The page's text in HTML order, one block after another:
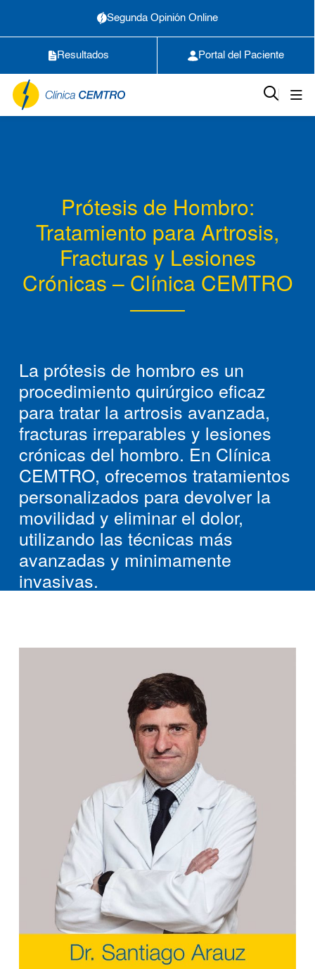
Segunda Opinión Online
Resultados Portal del Paciente
Prótesis de Hombro:
Tratamiento para Artrosis,
Fracturas y Lesiones
Crónicas – Clínica CEMTRO
La prótesis de hombro es un
procedimiento quirúrgico eficaz
para tratar la artrosis avanzada,
fracturas irreparables y lesiones
crónicas del hombro. En Clínica
CEMTRO, ofrecemos tratamientos
personalizados para devolver la
movilidad y eliminar el dolor,
utilizando las técnicas más
avanzadas y minimamente
invasivas.